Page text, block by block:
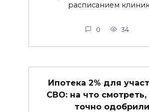
расписанием
0 34
Ипотека 2% для
СВО: на что
точно одобрили